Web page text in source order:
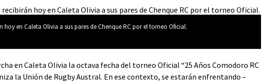
hoy en Caleta Olivia a sus pares de Chenque RC por el torneo Oficial.
en Caleta Olivia la octava fecha del torneo Oficial “25 Años Comodoro RC
la Unión de Rugby Austral. En ese contexto, se estarán enfrentando –